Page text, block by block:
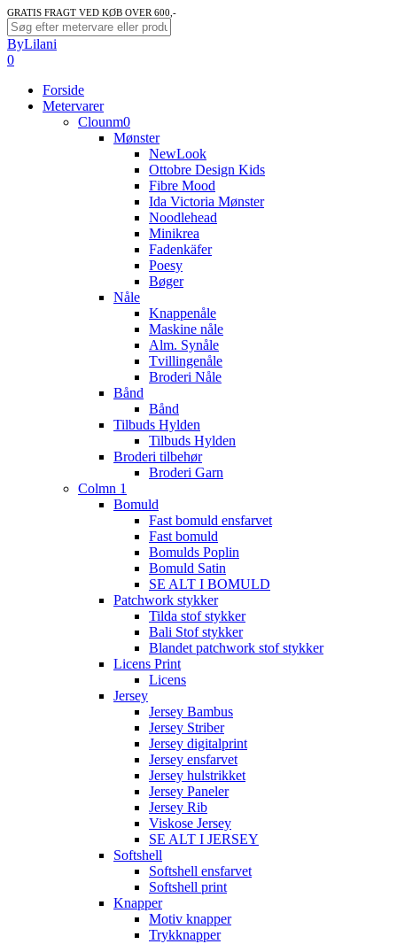
Skip
to
main
content
GRATIS FRAGT VED KØB OVER 600,-
Close
Search
ByLilani
search
account
0
Forside
Metervarer
Clounm0
Mønster
NewLook
Ottobre Design Kids
Fibre Mood
Ida Victoria Mønster
Noodlehead
Minikrea
Fadenkäfer
Poesy
Bøger
Nåle
Knappenåle
Maskine nåle
Alm. Synåle
Tvillingenåle
Broderi Nåle
Bånd
Bånd
Tilbuds Hylden
Tilbuds Hylden
Broderi tilbehør
Broderi Garn
Colmn 1
Bomuld
Fast bomuld ensfarvet
Fast bomuld
Bomulds Poplin
Bomuld Satin
SE ALT I BOMULD
Patchwork stykker
Tilda stof stykker
Bali Stof stykker
Blandet patchwork stof stykker
Licens Print
Licens
Jersey
Jersey Bambus
Jersey Striber
Jersey digitalprint
Jersey ensfarvet
Jersey hulstrikket
Jersey Paneler
Jersey Rib
Viskose Jersey
SE ALT I JERSEY
Softshell
Softshell ensfarvet
Softshell print
Knapper
Motiv knapper
Trykknapper